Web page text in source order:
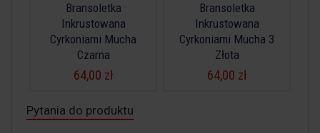
Bransoletka
Inkrustowana
Cyrkoniami Mucha
Czarna
64,00 zł
Bransoletka
Inkrustowana
Cyrkoniami Mucha 3
Złota
64,00 zł
Pytania do produktu